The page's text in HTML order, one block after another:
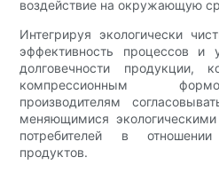
воздействие на окружающую
Интегрируя экологически
эффективность процессов и
долговечности продукции,
компрессионным
производителям
меняющимися
потребителей в
продуктов.